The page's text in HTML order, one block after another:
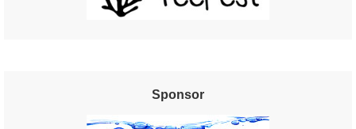
Sponsor